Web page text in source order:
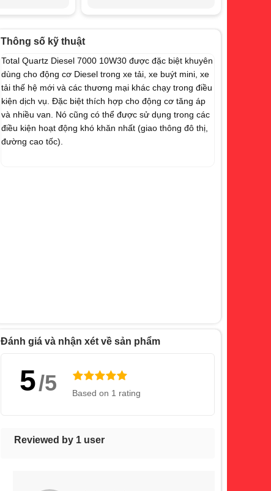
Thông số kỹ thuật
Total Quartz Diesel 7000 10W30 được đặc biệt khuyên
dùng cho động cơ Diesel trong xe tải, xe buýt mini, xe
tải thế hệ mới và các thương mại khác chạy trong điều
kiện dịch vụ. Đặc biệt thích hợp cho động cơ tăng áp
và nhiều van. Nó cũng có thể được sử dụng trong các
điều kiện hoạt động khó khăn nhất (giao thông đô thị,
đường cao tốc).
Đánh giá và nhận xét về sản phẩm
5/5 Based on 1 rating
Reviewed by 1 user